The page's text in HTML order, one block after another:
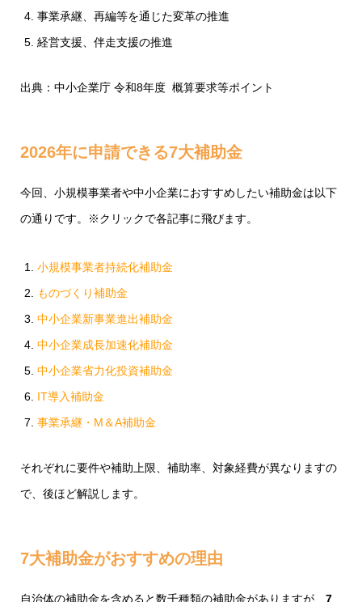
事業承継、再編等を通じた変革の推進
経営支援、伴走支援の推進
出典： 中小企業庁 令和8年度 概算要求等ポイント
2026年に申請できる7大補助金
今回、小規模事業者や中小企業におすすめしたい補助金は以下
の通りです。※クリックで各記事に飛びます。
小規模事業者持続化補助金
ものづくり補助金
中小企業新事業進出補助金
中小企業成長加速化補助金
中小企業省力化投資補助金
IT導入補助金
事業承継・M＆A補助金
それぞれに要件や補助上限、補助率、対象経費が異なりますの
で、後ほど解説します。
7大補助金がおすすめの理由
自治体の補助金を含めると数千種類の補助金がありますが、 7